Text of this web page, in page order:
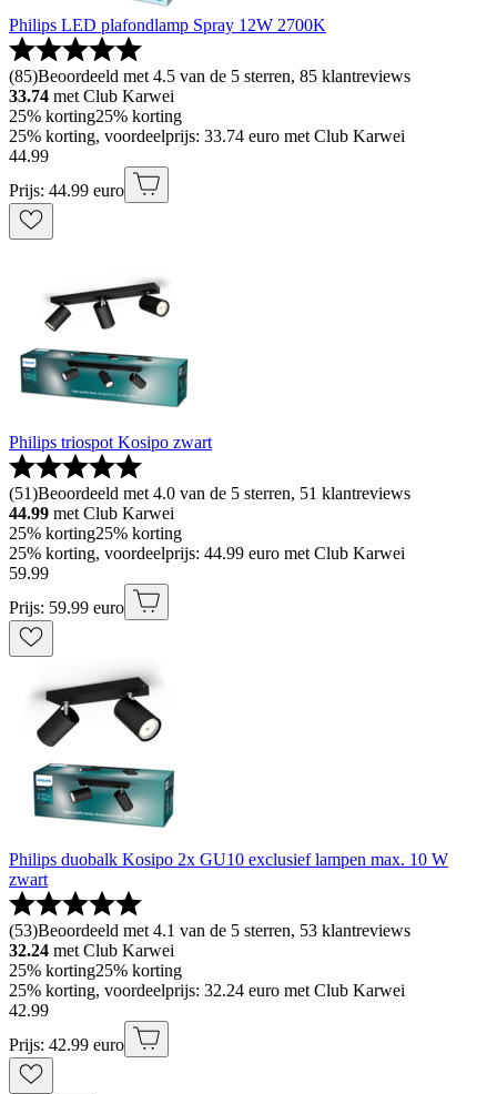
Philips LED plafondlamp Spray 12W 2700K
(85)Beoordeeld met 4.5 van de 5 sterren, 85 klantreviews
33.74 met Club Karwei
25% korting25% korting
25% korting, voordeelprijs: 33.74 euro met Club Karwei
44.99
Prijs: 44.99 euro
Philips triospot Kosipo zwart
(51)Beoordeeld met 4.0 van de 5 sterren, 51 klantreviews
44.99 met Club Karwei
25% korting25% korting
25% korting, voordeelprijs: 44.99 euro met Club Karwei
59.99
Prijs: 59.99 euro
Philips duobalk Kosipo 2x GU10 exclusief lampen max. 10 W
zwart
(53)Beoordeeld met 4.1 van de 5 sterren, 53 klantreviews
32.24 met Club Karwei
25% korting25% korting
25% korting, voordeelprijs: 32.24 euro met Club Karwei
42.99
Prijs: 42.99 euro